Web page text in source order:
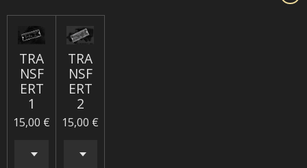
TRA
NSF
ERT
1
15,00 €
TRA
NSF
ERT
2
15,00 €